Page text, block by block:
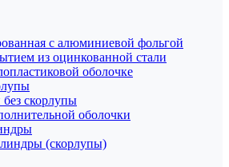
с алюминиевой фольгой
из оцинкованной стали
оболочке
скорлупы
оболочки
(скорлупы)